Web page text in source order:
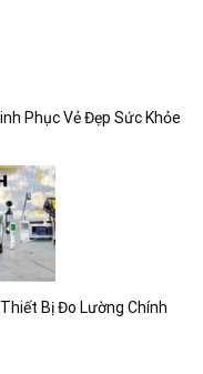
Phục Vẻ Đẹp Sức Khỏe
Bị Đo Lường Chính